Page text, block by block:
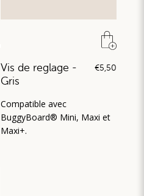
Vis de reglage -
Gris
€5,50
Compatible avec
BuggyBoard® Mini, Maxi et
Maxi+.